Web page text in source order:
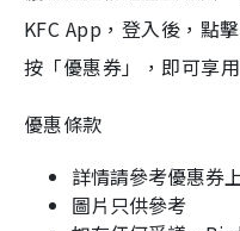
KFC App，登入後，點
按「優惠券」，即可享
優惠條款
詳情請參考優惠券
圖片只供參考